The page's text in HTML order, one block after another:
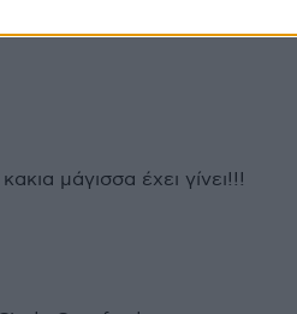
μάγισσα έχει γίνει!!!